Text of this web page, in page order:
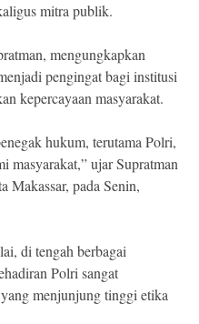
mitra publik.
mengungkapkan
pengingat bagi institusi
kepercayaan masyarakat.
hukum, terutama Polri,
masyarakat,” ujar Supratman
Makassar, pada Senin,
di tengah berbagai
Polri sangat
menjunjung tinggi etika